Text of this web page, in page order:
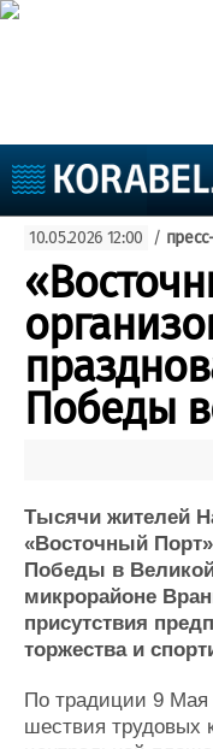
Судоходство
Судоремонт
События
Порты
Рыболовство
Образование
Яхты и катера
Еще
Пульс
Новости
Компании
Репутация
Работа
Крюинг
Реклама
10.05.2026 12:00 /
Победы
Тысячи жителей
«Восточный
Победы в
микрорайоне
присутствия
торжества и
По традиции 9 Мая
шествия трудовых